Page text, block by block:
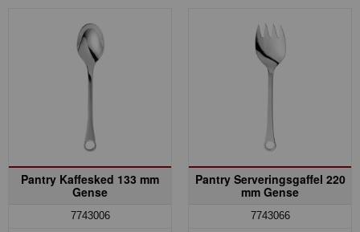
Pantry Kaffesked 133 mm
Gense
7743006
Pantry Serveringsgaffel 220
mm Gense
7743066